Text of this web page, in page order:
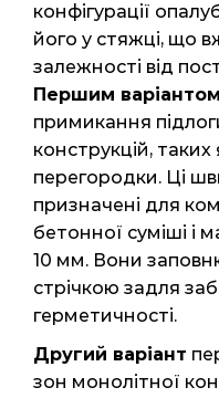
конфігурації
його у стяжці, що
залежності від
Першим варіантом
примикання
конструкцій, таких
перегородки. Ці
призначені для
бетонної суміші і
10 мм. Вони
стрічкою задля
герметичності.
Другий варіант
зон монолітної